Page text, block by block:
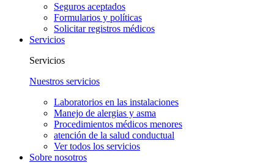
Seguros aceptados
Formularios y políticas
Solicitar registros médicos
Servicios
Servicios
Nuestros servicios
Laboratorios en las instalaciones
Manejo de alergias y asma
Procedimientos médicos menores
atención de la salud conductual
Ver todos los servicios
Sobre nosotros